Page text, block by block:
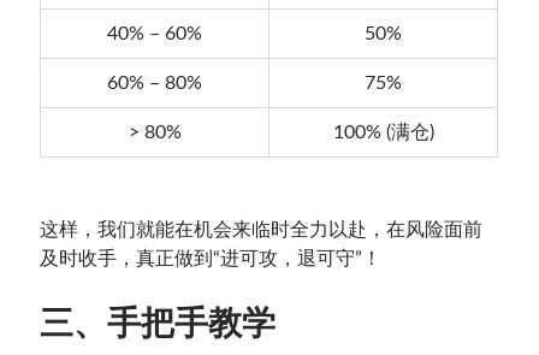
40% – 60% 50%
60% – 80% 75%
> 80% 100% (满仓)
这样，我们就能在机会来临时全力以赴，在风险面前
及时收手，真正做到“进可攻，退可守”！
三、手把手教学